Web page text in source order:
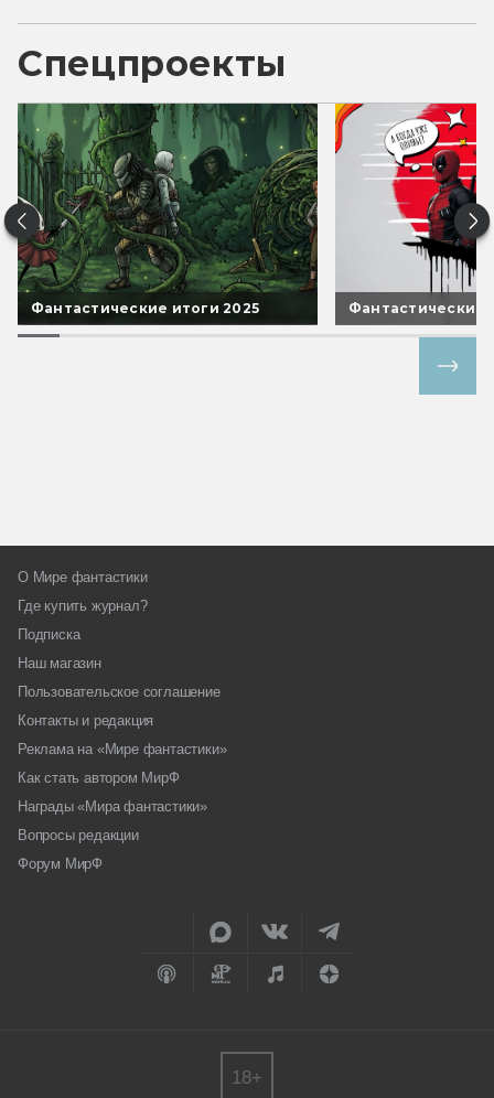
Спецпроекты
Фантастические итоги 2025 Фантастические
О Мире фантастики
Где купить журнал?
Подписка
Наш магазин
Пользовательское соглашение
Контакты и редакция
Реклама на «Мире фантастики»
Как стать автором МирФ
Награды «Мира фантастики»
Вопросы редакции
Форум МирФ
18+